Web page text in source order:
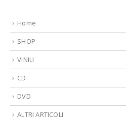
Home
SHOP
VINILI
CD
DVD
ALTRI ARTICOLI